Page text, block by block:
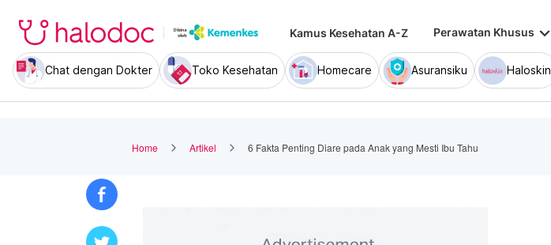
Kamus Kesehatan A-Z Perawatan Khusus keyboard_arrow_down
Chat dengan Dokter Toko Kesehatan Homecare Asuransiku Haloskin
Home Artikel 6 Fakta Penting Diare pada Anak yang Mesti Ibu Tahu